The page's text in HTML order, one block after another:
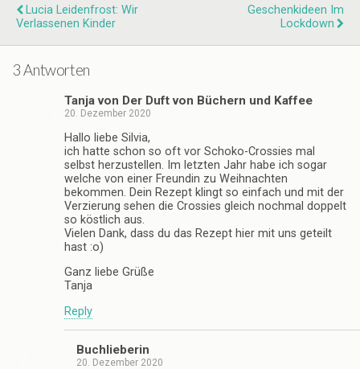
Lucia Leidenfrost: Wir
Verlassenen Kinder
Geschenkideen Im
Lockdown
3 Antworten
Tanja von Der Duft von Büchern und Kaffee
20. Dezember 2020
Hallo liebe Silvia,
ich hatte schon so oft vor Schoko-Crossies mal
selbst herzustellen. Im letzten Jahr habe ich sogar
welche von einer Freundin zu Weihnachten
bekommen. Dein Rezept klingt so einfach und mit der
Verzierung sehen die Crossies gleich nochmal doppelt
so köstlich aus.
Vielen Dank, dass du das Rezept hier mit uns geteilt
hast :o)
Ganz liebe Grüße
Tanja
Reply
Buchlieberin
20. Dezember 2020